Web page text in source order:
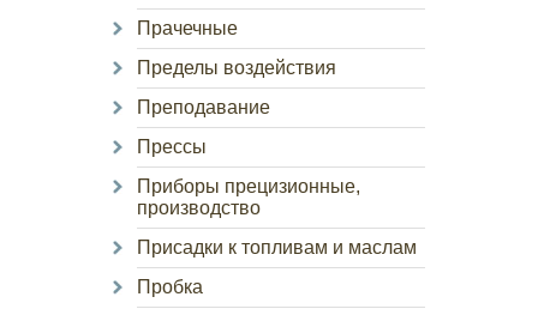
Прачечные
Пределы воздействия
Преподавание
Прессы
Приборы прецизионные,
производство
Присадки к топливам и маслам
Пробка